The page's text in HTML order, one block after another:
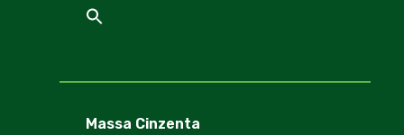
Massa Cinzenta